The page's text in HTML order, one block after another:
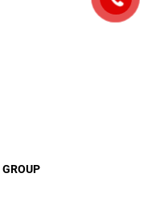
GROUP